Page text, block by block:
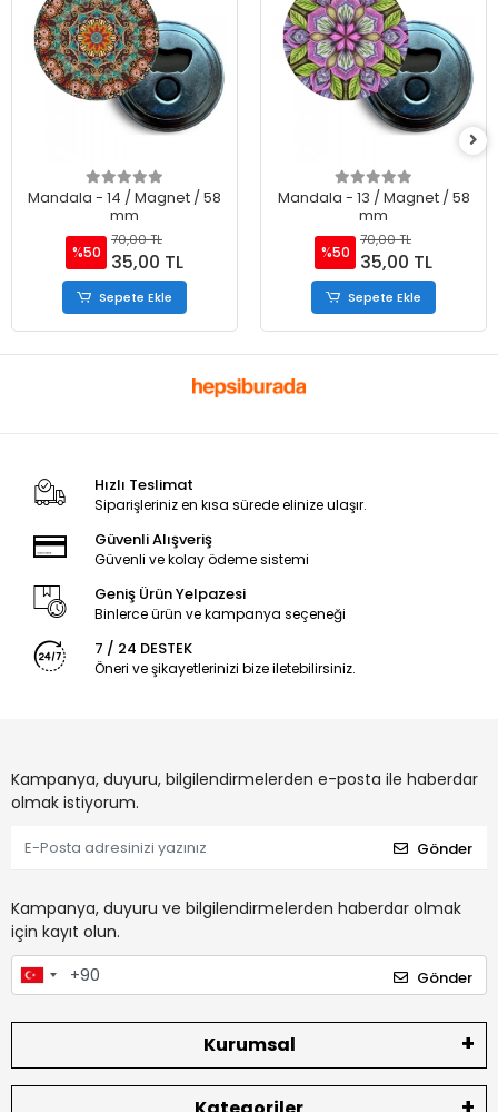
Mandala - 14 / Magnet / 58
mm
%50
70,00 TL
35,00 TL
Sepete Ekle
Mandala - 13 / Magnet / 58
mm
%50
70,00 TL
35,00 TL
Sepete Ekle
Hızlı Teslimat
Siparişleriniz en kısa sürede elinize ulaşır.
Güvenli Alışveriş
Güvenli ve kolay ödeme sistemi
Geniş Ürün Yelpazesi
Binlerce ürün ve kampanya seçeneği
7 / 24 DESTEK
Öneri ve şikayetlerinizi bize iletebilirsiniz.
Kampanya, duyuru, bilgilendirmelerden e-posta ile haberdar
olmak istiyorum.
Gönder
Kampanya, duyuru ve bilgilendirmelerden haberdar olmak
için kayıt olun.
Gönder
Kurumsal